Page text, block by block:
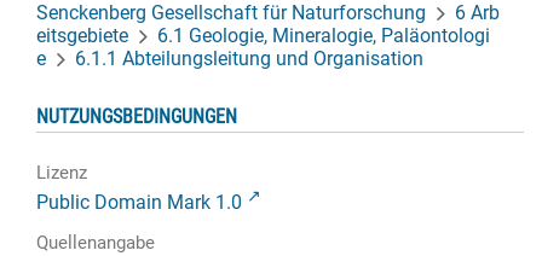
Senckenberg Gesellschaft für Naturforschung
6 Arb
eitsgebiete
6.1 Geologie, Mineralogie, Paläontologi
e
6.1.1 Abteilungsleitung und Organisation
NUTZUNGSBEDINGUNGEN
Lizenz
Public Domain Mark 1.0
Quellenangabe